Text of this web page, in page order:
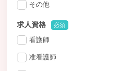
その他
求人資格 必須
看護師
准看護師